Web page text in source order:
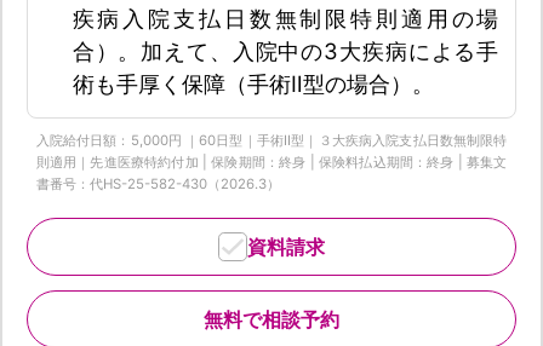
疾病入院支払日数無制限特則適用の場
合）。加えて、入院中の3大疾病による手
術も手厚く保障（手術Ⅱ型の場合）。
入院給付日額：5,000円 ｜60日型｜手術Ⅱ型｜３大疾病入院支払日数無制限特
則適用｜先進医療特約付加 | 保険期間：終身 | 保険料払込期間：終身 | 募集文
書番号：代HS-25-582-430（2026.3）
無料で相談予約
資料請求